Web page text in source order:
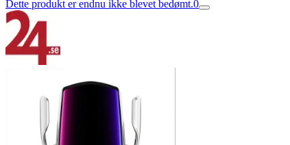
Dette produkt er endnu ikke blevet bedømt.0